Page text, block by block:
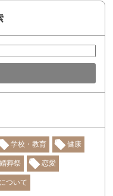
学校・教育 健康
葬祭 恋愛
ついて